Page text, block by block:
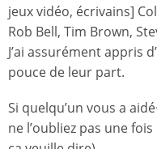
jeux vidéo, écrivains]
Rob Bell, Tim Brown,
J’ai assurément appris
pouce de leur part.
Si quelqu’un vous a
ne l’oubliez pas une